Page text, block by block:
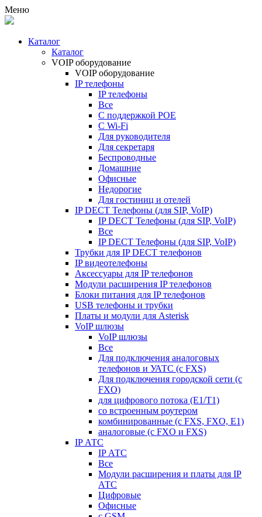
Меню
Каталог
Каталог
VOIP оборудование
VOIP оборудование
IP телефоны
IP телефоны
Все
С поддержкой POE
C Wi-Fi
Для руководителя
Для секретаря
Беспроводные
Домашние
Офисные
Недорогие
Для гостиниц и отелей
IP DECT Телефоны (для SIP, VoIP)
IP DECT Телефоны (для SIP, VoIP)
Все
IP DECT Телефоны (для SIP, VoIP)
Трубки для IP DECT телефонов
IP видеотелефоны
Аксессуары для IP телефонов
Модули расширения IP телефонов
Блоки питания для IP телефонов
USB телефоны и трубки
Платы и модули для Asterisk
VoIP шлюзы
VoIP шлюзы
Все
Для подключения аналоговых
телефонов и УАТС (с FXS)
Для подключения городской сети (с
FXO)
для цифрового потока (E1/T1)
со встроенным роутером
комбинированные (c FXS, FXO, E1)
аналоговые (с FXO и FXS)
IP АТС
IP АТС
Все
Модули расширения и платы для IP
АТС
Цифровые
Офисные